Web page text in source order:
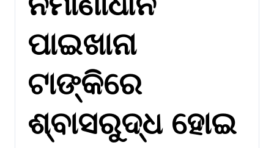
ପାଇଖାନା
ଟାଙ୍କିରେ
ଶ୍ବାସରୁଦ୍ଧ ହୋଇ